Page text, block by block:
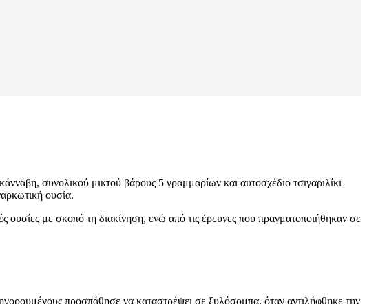
συνολικού μικτού βάρους 5 γραμμαρίων και αυτοσχέδιο τσιγαριλίκι
ουσία.
με σκοπό τη διακίνηση, ενώ από τις έρευνες που πραγματοποιήθηκαν σε
προσπάθησε να καταστρέψει σε ξυλόσομπα, όταν αντιλήφθηκε την